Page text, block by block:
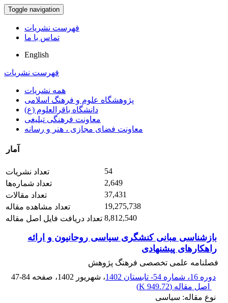
Toggle navigation
فهرست نشریات
تماس با ما
English
فهرست نشریات
همه نشریات
پژوهشگاه علوم و فرهنگ اسلامی
دانشگاه باقرالعلوم (ع)
معاونت فرهنگی تبلیغی
معاونت فضای مجازی ، هنر و رسانه
آمار
تعداد نشریات
54
تعداد شماره‌ها
2,649
تعداد مقالات
37,431
تعداد مشاهده مقاله
19,275,738
تعداد دریافت فایل اصل مقاله 8,812,540
بازشناسی مبانی کنشگری سیاسی روحانیون و ارائه
راهکارهای پیشنهادی
فصلنامه علمی تخصصی فرهنگ پژوهش
دوره 16، شماره 54- تابستان 1402
، شهریور 1402 ، صفحه 47-84
اصل مقاله (949.72 K
)
نوع مقاله: سیاسی